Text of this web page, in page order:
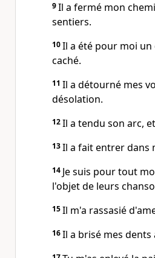
9Il a fermé mon
sentiers.
10Il a été pour moi un
caché.
11 Il a détourné mes
désolation.
12Il a tendu son arc,
13Il a fait entrer dans
14 Je suis pour tout
l'objet de leurs
15Il m'a rassasié
16Il a brisé mes dents